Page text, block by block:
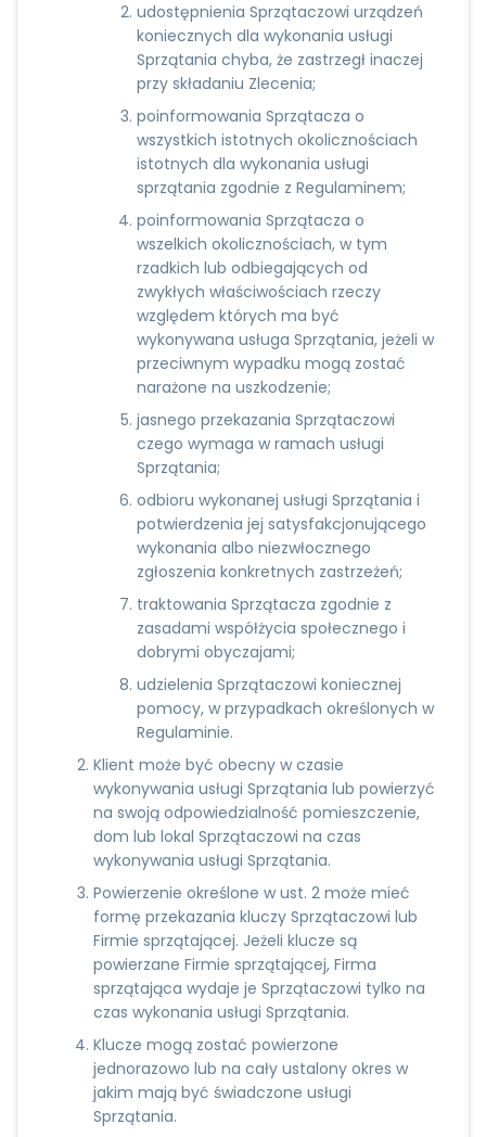
udostępnienia Sprzątaczowi urządzeń
koniecznych dla wykonania usługi
Sprzątania chyba, że zastrzegł inaczej
przy składaniu Zlecenia;
poinformowania Sprzątacza o
wszystkich istotnych okolicznościach
istotnych dla wykonania usługi
sprzątania zgodnie z Regulaminem;
poinformowania Sprzątacza o
wszelkich okolicznościach, w tym
rzadkich lub odbiegających od
zwykłych właściwościach rzeczy
względem których ma być
wykonywana usługa Sprzątania, jeżeli w
przeciwnym wypadku mogą zostać
narażone na uszkodzenie;
jasnego przekazania Sprzątaczowi
czego wymaga w ramach usługi
Sprzątania;
odbioru wykonanej usługi Sprzątania i
potwierdzenia jej satysfakcjonującego
wykonania albo niezwłocznego
zgłoszenia konkretnych zastrzeżeń;
traktowania Sprzątacza zgodnie z
zasadami współżycia społecznego i
dobrymi obyczajami;
udzielenia Sprzątaczowi koniecznej
pomocy, w przypadkach określonych w
Regulaminie.
Klient może być obecny w czasie
wykonywania usługi Sprzątania lub powierzyć
na swoją odpowiedzialność pomieszczenie,
dom lub lokal Sprzątaczowi na czas
wykonywania usługi Sprzątania.
Powierzenie określone w ust. 2 może mieć
formę przekazania kluczy Sprzątaczowi lub
Firmie sprzątającej. Jeżeli klucze są
powierzane Firmie sprzątającej, Firma
sprzątająca wydaje je Sprzątaczowi tylko na
czas wykonania usługi Sprzątania.
Klucze mogą zostać powierzone
jednorazowo lub na cały ustalony okres w
jakim mają być świadczone usługi
Sprzątania.